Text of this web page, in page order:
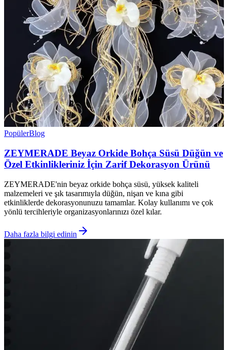
PopülerBlog
ZEYMERADE Beyaz Orkide Bohça Süsü Düğün ve
Özel Etkinlikleriniz İçin Zarif Dekorasyon Ürünü
ZEYMERADE'nin beyaz orkide bohça süsü, yüksek kaliteli
malzemeleri ve şık tasarımıyla düğün, nişan ve kına gibi
etkinliklerde dekorasyonunuzu tamamlar. Kolay kullanımı ve çok
yönlü tercihleriyle organizasyonlarınızı özel kılar.
Daha fazla bilgi edinin